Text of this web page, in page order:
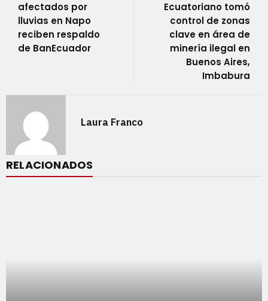
afectados por
lluvias en Napo
reciben respaldo
de BanEcuador
Ecuatoriano tomó
control de zonas
clave en área de
minería ilegal en
Buenos Aires,
Imbabura
Laura Franco
RELACIONADOS